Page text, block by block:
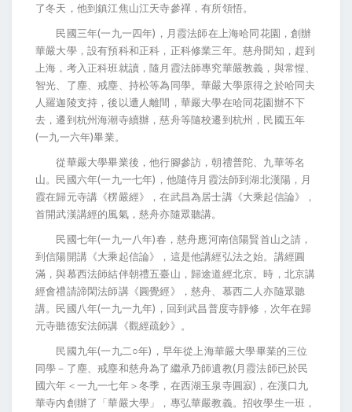
了冬天，他到鎮江焦山江天寺參禪，有所領悟。
民國三年(一九一四年)，月霞法師在上海哈同花園，創辦
華嚴大學，設有預科和正科，正科修業三年。慈舟聞知，趕到
上海，考入正科班就讀，隨月霞法師專究華嚴教義，與常惺、
智光、了塵、戒塵、持松等為同學。華嚴大學原得之於哈同夫
人羅迦陵支持，後以遭人離間，華嚴大學在哈同花園辦不下
去，遷到杭州海潮寺續辦，慈舟等隨校遷到杭州，民國五年
(一九一六年)畢業。
從華嚴大學畢業後，他行腳參訪，朝禮普陀、九華等名
山。民國六年(一九一七年)，他隨侍月霞法師到湖北漢陽，月
霞在歸元寺講《楞嚴經》，在武昌為居士講《大乘起信論》，
首開武漢講經的風氣，慈舟亦隨眾聽講。
民國七年(一九一八年)春，慈舟應河南信陽賢首山之請，
到信陽開講《大乘起信論》，這是他講經弘法之始。講經圓
滿，與慕西法師結伴朝禮五臺山，歸途道經北京。時，北京講
經會禮請諦閑法師講《圓覺經》，慈舟、慕西二人亦隨眾聽
講。民國八年(一九一九年)，回到武昌普度寺靜修，次年在歸
元寺聽德安法師講《觀經疏鈔》。
民國九年(一九二○年)，早年從上海華嚴大學畢業的三位
同學－了塵、戒塵和慈舟為了繼承乃師遺教(月霞法師已於民
國六年＜一九一七年＞冬季，在西湖玉泉寺圓寂)，在漢口九
華寺內創辦了「華嚴大學」，專弘華嚴教義。招收學生一班，